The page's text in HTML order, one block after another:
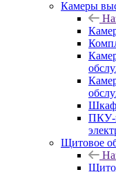
Камеры
ПКУ-
Щитовое